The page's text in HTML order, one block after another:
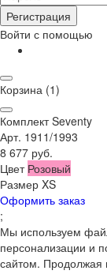
Регистрация
Войти с помощью
Корзина (1)
Комплект Seventy
Арт. 1911/1993
8 677 руб.
Цвет Розовый
Размер XS
Оформить заказ
;
Мы используем
персонализации и
сайтом. Продолжая